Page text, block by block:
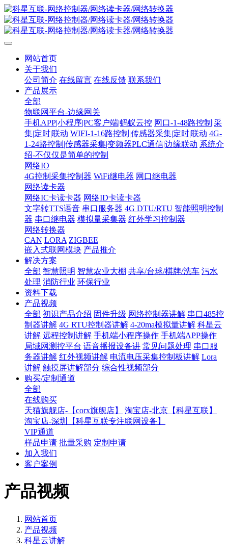
网站首页
关于我们
公司简介 在线留言 在线反馈 联系我们
产品展示
全部
物联网平台-边缘网关
手机APP|小程序|PC客户端|蚂蚁云控 网口-1-48路控制|采
集|定时|联动 WIFI-1-16路控制|传感器采集|定时|联动 4G-
1-24路控制|传感器采集|变频器PLC通信|边缘联动 系统介
绍-不仅仅是简单的控制
网络IO
4G控制采集控制器 WiFi继电器 网口继电器
网络读卡器
网络IC卡读卡器 网络ID卡读卡器
文字转TTS语音 串口服务器 4G DTU/RTU 智能照明控制
器 串口继电器 模拟量采集器 红外学习控制器
网络转换器
CAN LORA ZIGBEE
嵌入式联网模块 产品推介
解决方案
全部 智慧照明 智慧农业大棚 共享/台球/棋牌/洗车 污水
处理 消防行业 环保行业
资料下载
产品视频
全部 初识产品介绍 固件升级 网络控制器讲解 串口485控
制器讲解 4G RTU控制器讲解 4-20ma模拟量讲解 科星云
讲解 远程控制讲解 手机端小程序操作 手机端APP操作
局域网测控平台 语音播报设备讲 常见问题处理 串口服
务器讲解 红外视频讲解 电流电压采集控制板讲解 Lora
讲解 触摸屏讲解部分 综合性视频部分
购买/定制通道
全部
在线购买
天猫旗舰店-【corx旗舰店】
淘宝店-北京【科星互联】
淘宝店-深圳【科星互联专注联网设备】
VIP通道
样品申请 批量采购 定制申请
加入我们
客户案例
产品视频
网站首页
产品视频
科星云讲解